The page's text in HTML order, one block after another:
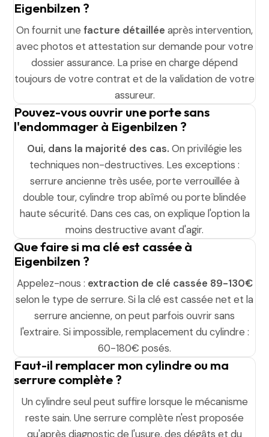
Eigenbilzen ?
On fournit une facture détaillée après intervention,
avec photos et attestation sur demande pour votre
dossier assurance. La prise en charge dépend
toujours de votre contrat et de la validation de votre
assureur.
Pouvez-vous ouvrir une porte sans
l'endommager à Eigenbilzen ?
Oui, dans la majorité des cas. On privilégie les
techniques non-destructives. Les exceptions :
serrure ancienne très usée, porte verrouillée à
double tour, cylindre trop abîmé ou porte blindée
haute sécurité. Dans ces cas, on explique l'option la
moins destructive avant d'agir.
Que faire si ma clé est cassée à
Eigenbilzen ?
Appelez-nous : extraction de clé cassée 89-130€
selon le type de serrure. Si la clé est cassée net et la
serrure ancienne, on peut parfois ouvrir sans
l'extraire. Si impossible, remplacement du cylindre :
60-180€ posés.
Faut-il remplacer mon cylindre ou ma
serrure complète ?
Un cylindre seul peut suffire lorsque le mécanisme
reste sain. Une serrure complète n'est proposée
qu'après diagnostic de l'usure, des dégâts et du